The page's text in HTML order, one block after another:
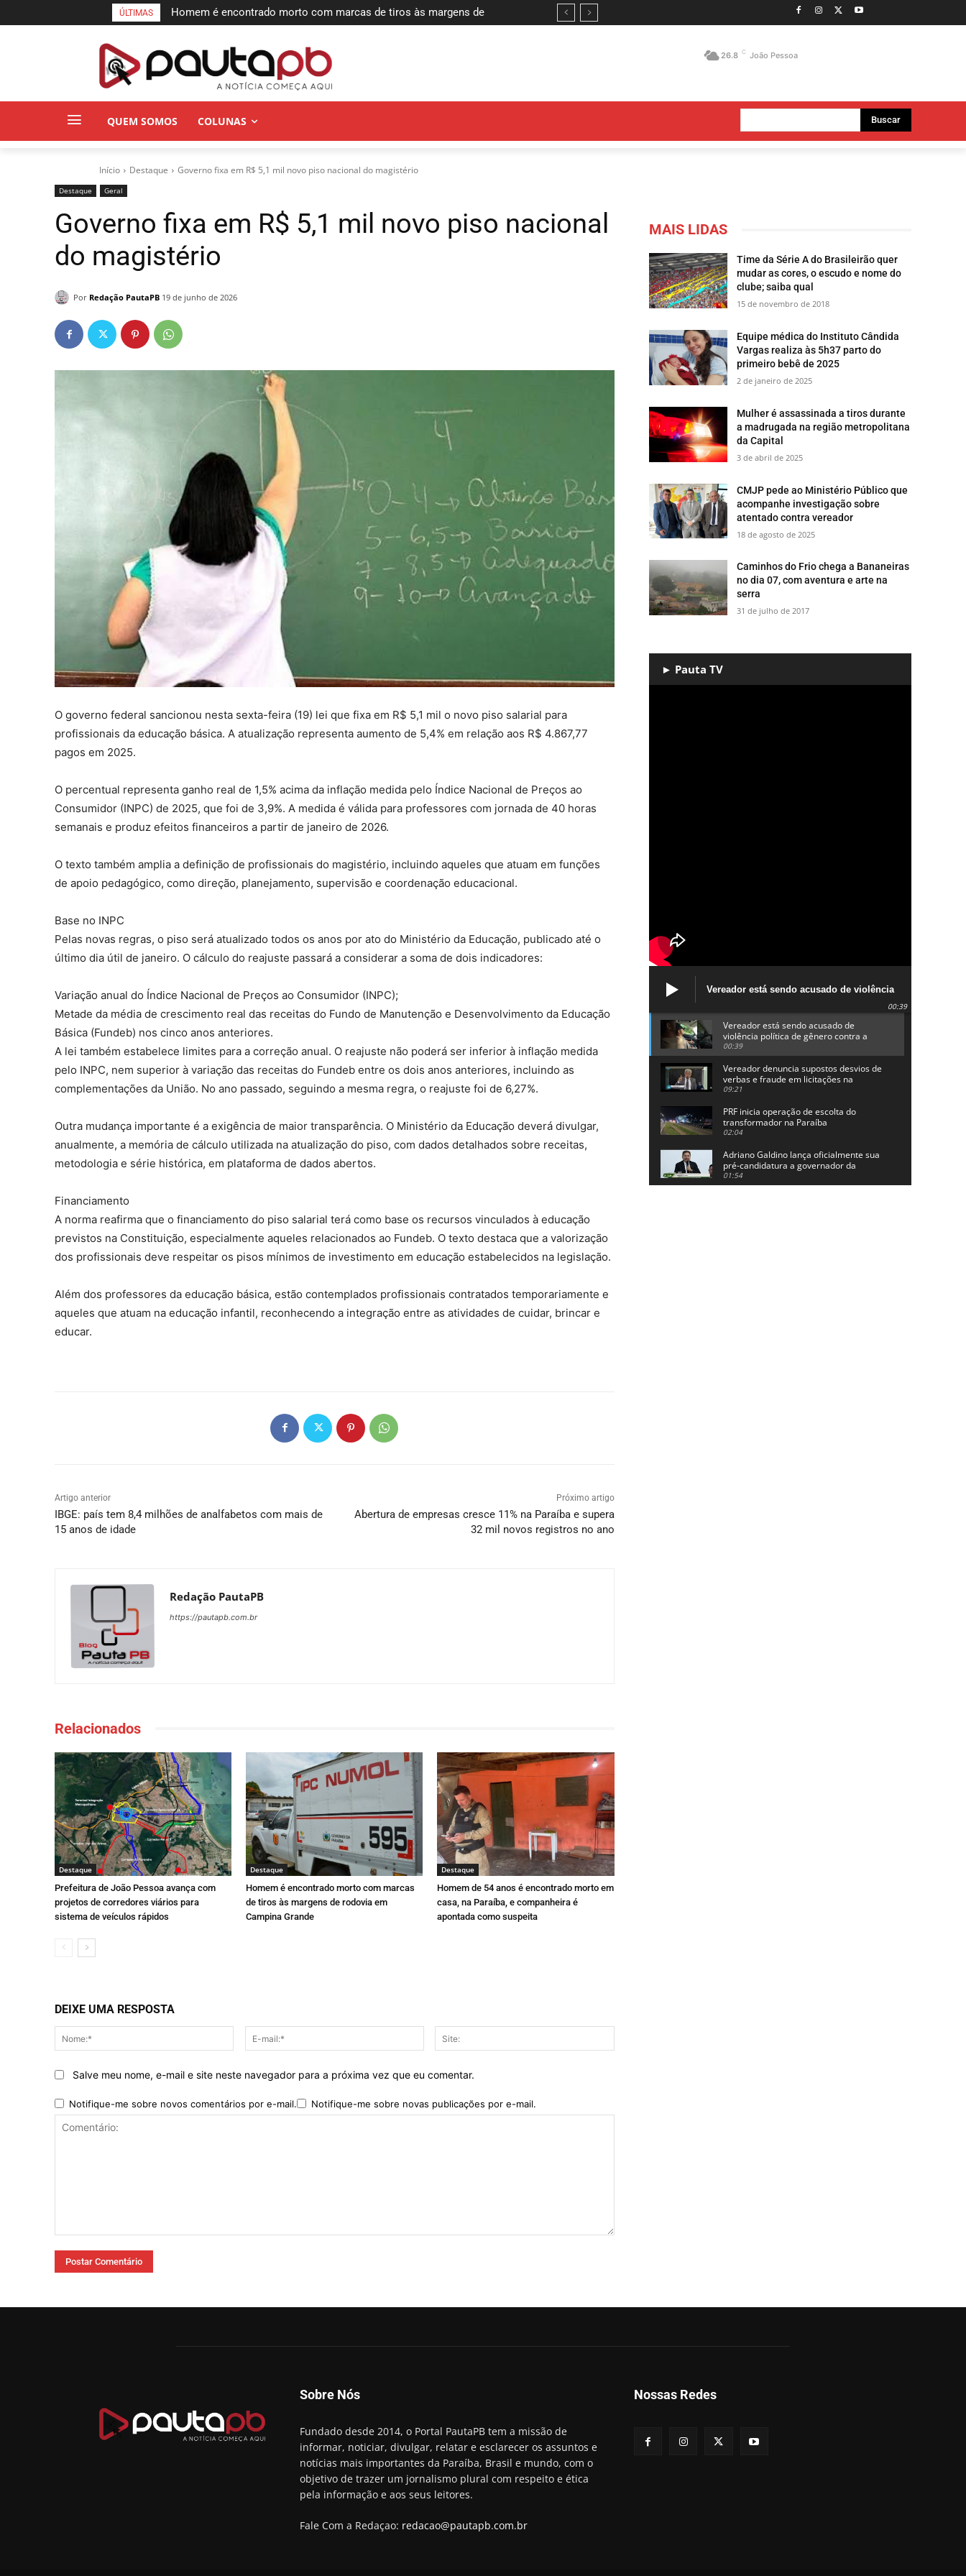
ÚLTIMAS
Homem é encontrado morto com marcas de tiros às margens de
Homem de 54 anos é encontrado morto em casa, na Paraíba, e
26.8 C João Pessoa
QUEM SOMOS COLUNAS Buscar
Início Destaque Governo fixa em R$ 5,1 mil novo piso nacional do magistério
Destaque Geral
Governo fixa em R$ 5,1 mil novo piso nacional
do magistério
Por Redação PautaPB 19 de junho de 2026
O governo federal sancionou nesta sexta-feira (19) lei que fixa em R$ 5,1 mil o novo piso salarial para
profissionais da educação básica. A atualização representa aumento de 5,4% em relação aos R$ 4.867,77
pagos em 2025.
O percentual representa ganho real de 1,5% acima da inflação medida pelo Índice Nacional de Preços ao
Consumidor (INPC) de 2025, que foi de 3,9%. A medida é válida para professores com jornada de 40 horas
semanais e produz efeitos financeiros a partir de janeiro de 2026.
O texto também amplia a definição de profissionais do magistério, incluindo aqueles que atuam em funções
de apoio pedagógico, como direção, planejamento, supervisão e coordenação educacional.
Base no INPC
Pelas novas regras, o piso será atualizado todos os anos por ato do Ministério da Educação, publicado até o
último dia útil de janeiro. O cálculo do reajuste passará a considerar a soma de dois indicadores:
Variação anual do Índice Nacional de Preços ao Consumidor (INPC);
Metade da média de crescimento real das receitas do Fundo de Manutenção e Desenvolvimento da Educação
Básica (Fundeb) nos cinco anos anteriores.
A lei também estabelece limites para a correção anual. O reajuste não poderá ser inferior à inflação medida
pelo INPC, nem superior à variação das receitas do Fundeb entre os dois anos anteriores, incluindo as
complementações da União. No ano passado, seguindo a mesma regra, o reajuste foi de 6,27%.
Outra mudança importante é a exigência de maior transparência. O Ministério da Educação deverá divulgar,
anualmente, a memória de cálculo utilizada na atualização do piso, com dados detalhados sobre receitas,
metodologia e série histórica, em plataforma de dados abertos.
Financiamento
A norma reafirma que o financiamento do piso salarial terá como base os recursos vinculados à educação
previstos na Constituição, especialmente aqueles relacionados ao Fundeb. O texto destaca que a valorização
dos profissionais deve respeitar os pisos mínimos de investimento em educação estabelecidos na legislação.
Além dos professores da educação básica, estão contemplados profissionais contratados temporariamente e
aqueles que atuam na educação infantil, reconhecendo a integração entre as atividades de cuidar, brincar e
educar.
Artigo anterior
IBGE: país tem 8,4 milhões de analfabetos com mais de
15 anos de idade
Próximo artigo
Abertura de empresas cresce 11% na Paraíba e supera
32 mil novos registros no ano
Redação PautaPB
https://pautapb.com.br
Relacionados
Destaque
Prefeitura de João Pessoa avança com
projetos de corredores viários para
sistema de veículos rápidos
Destaque
Homem é encontrado morto com marcas
de tiros às margens de rodovia em
Campina Grande
Destaque
Homem de 54 anos é encontrado morto em
casa, na Paraíba, e companheira é
apontada como suspeita
DEIXE UMA RESPOSTA
Nome:*
mail:*
Salve meu nome, e-mail e site neste navegador para a próxima vez que eu comentar.
Notifique-me sobre novos comentários por e-mail. Notifique-me sobre novas publicações por e-mail.
MAIS LIDAS
Time da Série A do Brasileirão quer
mudar as cores, o escudo e nome do
clube; saiba qual
15 de novembro de 2018
Equipe médica do Instituto Cândida
Vargas realiza às 5h37 parto do
primeiro bebê de 2025
2 de janeiro de 2025
Mulher é assassinada a tiros durante
a madrugada na região metropolitana
da Capital
3 de abril de 2025
CMJP pede ao Ministério Público que
acompanhe investigação sobre
atentado contra vereador
18 de agosto de 2025
​Caminhos do Frio chega a Bananeiras
no dia 07, com aventura e arte na
serra
31 de julho de 2017
► Pauta TV
Vereador está sendo acusado de violência
política de gênero contra a prefeita Lucinha
00:39
Vereador está sendo acusado de
violência política de gênero contra a
prefeita Lucinha da Saúde
00:39
Vereador denuncia supostos desvios de
verbas e fraude em licitações na
Prefeitura de Alhandra
09:21
PRF inicia operação de escolta do
transformador na Paraíba
02:04
Adriano Galdino lança oficialmente sua
pré-candidatura a governador da
Paraíba
01:54
Sobre Nós
Fundado desde 2014, o Portal PautaPB tem a missão de
informar, noticiar, divulgar, relatar e esclarecer os assuntos e
notícias mais importantes da Paraíba, Brasil e mundo, com o
objetivo de trazer um jornalismo plural com respeito e ética
pela informação e aos seus leitores.
Fale Com a Redaçao: redacao@pautapb.com.br
Nossas Redes